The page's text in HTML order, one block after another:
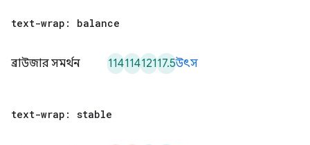
text-wrap: balance
ব্রাউজার সমর্থন 11411412117.5উৎস
text-wrap: stable